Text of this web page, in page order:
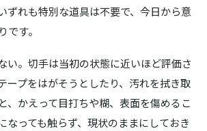
ずれも特別な道具は不要で、今日から意
です。
い。 切手は当初の状態に近いほど評価さ
ープをはがそうとしたり、汚れを拭き取
、かえって目打ちや糊、表面を傷めるこ
なっても触らず、現状のままにしておき